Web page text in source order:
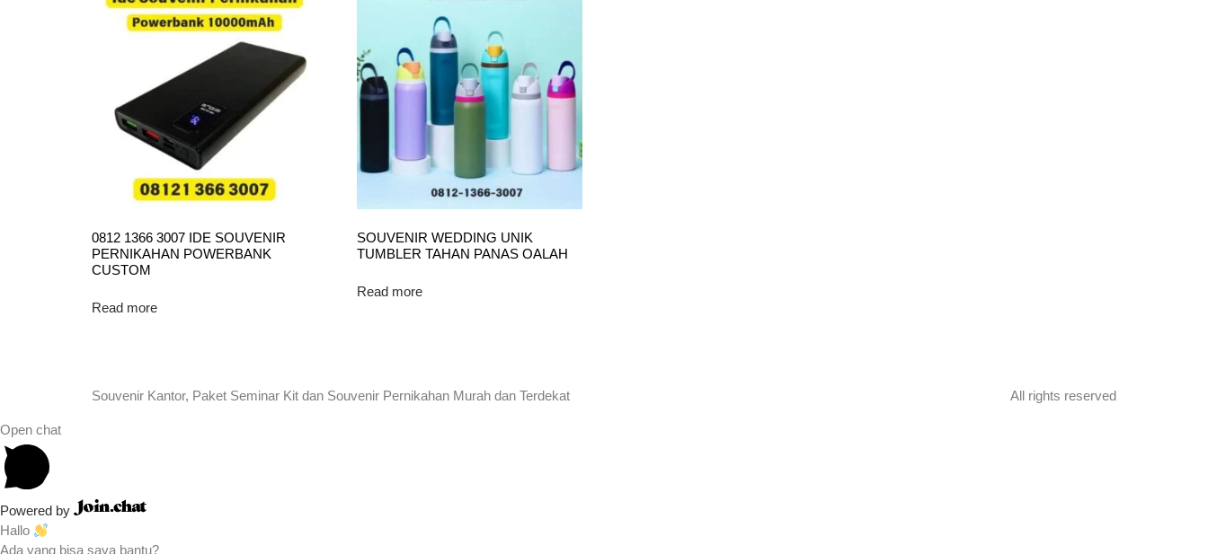
0812 1366 3007 IDE SOUVENIR
PERNIKAHAN POWERBANK
CUSTOM
Read more
SOUVENIR WEDDING UNIK
TUMBLER TAHAN PANAS OALAH
Read more
Souvenir Kantor, Paket Seminar Kit dan Souvenir Pernikahan Murah dan Terdekat All rights reserved
Open chat
Powered by
Hallo
Ada yang bisa saya bantu?